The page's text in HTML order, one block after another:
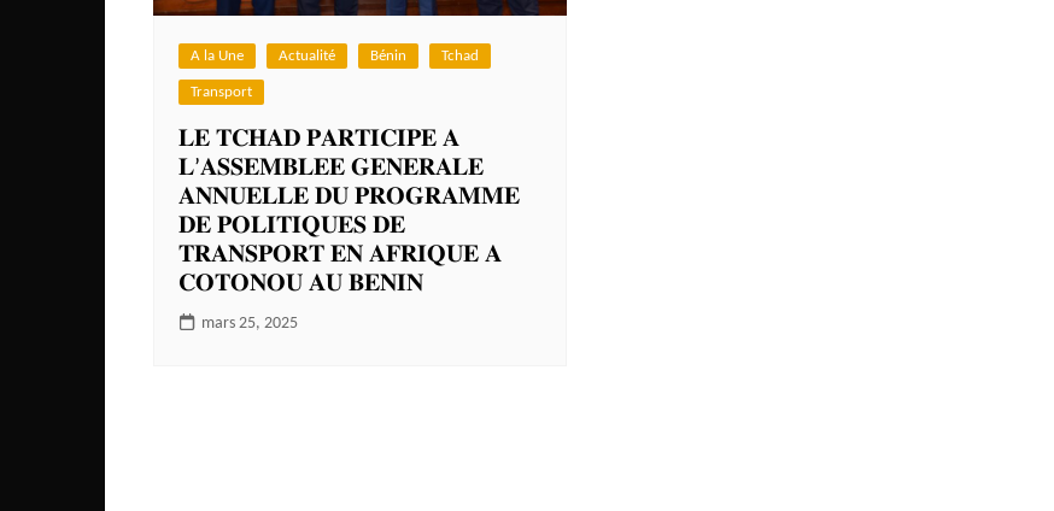
Egypte
Gabon
Gambie
Ghana
Guinée
A la Une Actualité Bénin Tchad
Transport
𝐋𝐄 𝐓𝐂𝐇𝐀𝐃 𝐏𝐀𝐑𝐓𝐈𝐂𝐈𝐏𝐄 𝐀
𝐋’𝐀𝐒𝐒𝐄𝐌𝐁𝐋𝐄𝐄 𝐆𝐄𝐍𝐄𝐑𝐀𝐋𝐄
𝐀𝐍𝐍𝐔𝐄𝐋𝐋𝐄 𝐃𝐔 𝐏𝐑𝐎𝐆𝐑𝐀𝐌𝐌𝐄
𝐃𝐄 𝐏𝐎𝐋𝐈𝐓𝐈𝐐𝐔𝐄𝐒 𝐃𝐄
𝐓𝐑𝐀𝐍𝐒𝐏𝐎𝐑𝐓 𝐄𝐍 𝐀𝐅𝐑𝐈𝐐𝐔𝐄 𝐀
𝐂𝐎𝐓𝐎𝐍𝐎𝐔 𝐀𝐔 𝐁𝐄𝐍𝐈𝐍
mars 25, 2025